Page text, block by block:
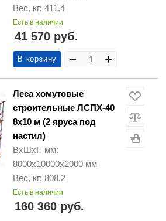
Вес, кг: 411.4
Есть в наличии
41 570 руб.
В корзину
Леса хомутовые
строительные ЛСПХ-40
8х10 м (2 яруса под
настил)
ВхШхГ, мм:
8000х10000х2000 мм
Вес, кг: 808.2
Есть в наличии
160 360 руб.